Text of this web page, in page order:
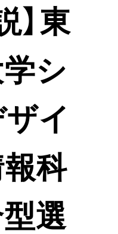
】東
シ
イ
科
選